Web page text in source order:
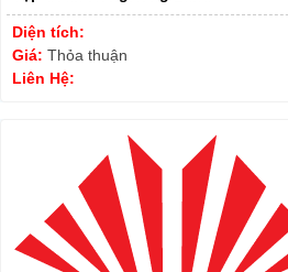
Diện tích:
Giá: Thỏa thuận
Liên Hệ: